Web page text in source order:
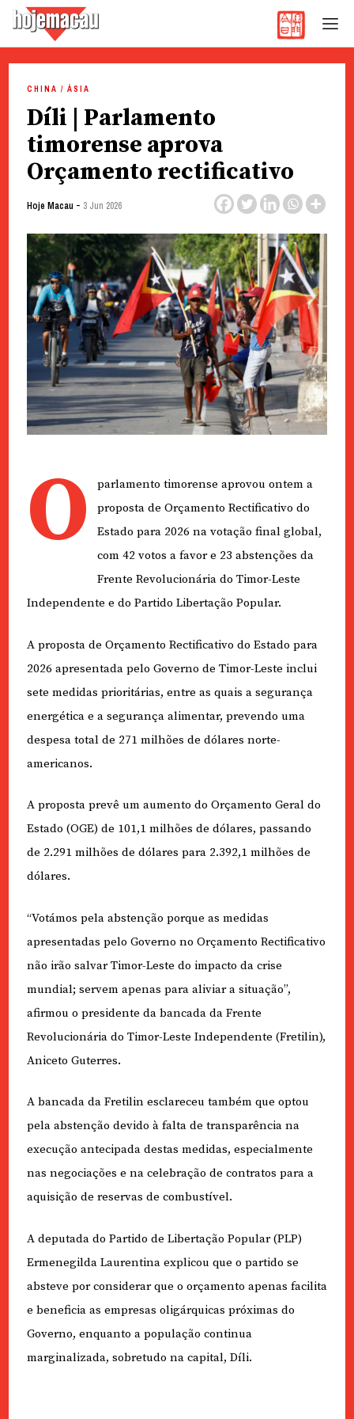
content
CHINA / ÁSIA
Díli | Parlamento
timorense aprova
Orçamento rectificativo
Hoje Macau - 3 Jun 2026
O
parlamento timorense aprovou ontem a
proposta de Orçamento Rectificativo do
Estado para 2026 na votação final global,
com 42 votos a favor e 23 abstenções da
Frente Revolucionária do Timor-Leste
Independente e do Partido Libertação Popular.
A proposta de Orçamento Rectificativo do Estado para
2026 apresentada pelo Governo de Timor-Leste inclui
sete medidas prioritárias, entre as quais a segurança
energética e a segurança alimentar, prevendo uma
despesa total de 271 milhões de dólares norte-
americanos.
A proposta prevê um aumento do Orçamento Geral do
Estado (OGE) de 101,1 milhões de dólares, passando
de 2.291 milhões de dólares para 2.392,1 milhões de
dólares.
“Votámos pela abstenção porque as medidas
apresentadas pelo Governo no Orçamento Rectificativo
não irão salvar Timor-Leste do impacto da crise
mundial; servem apenas para aliviar a situação”,
afirmou o presidente da bancada da Frente
Revolucionária do Timor-Leste Independente (Fretilin),
Aniceto Guterres.
A bancada da Fretilin esclareceu também que optou
pela abstenção devido à falta de transparência na
execução antecipada destas medidas, especialmente
nas negociações e na celebração de contratos para a
aquisição de reservas de combustível.
A deputada do Partido de Libertação Popular (PLP)
Ermenegilda Laurentina explicou que o partido se
absteve por considerar que o orçamento apenas facilita
e beneficia as empresas oligárquicas próximas do
Governo, enquanto a população continua
marginalizada, sobretudo na capital, Díli.